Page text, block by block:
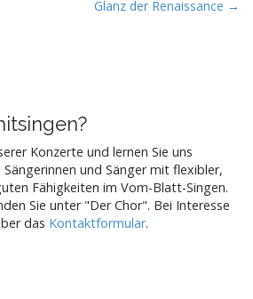
Glanz der Renaissance →
Konzerte und lernen Sie uns
Sängerinnen und Sänger mit flexibler,
Fähigkeiten im Vom-Blatt-Singen.
Sie unter "Der Chor". Bei Interesse
das Kontaktformular.